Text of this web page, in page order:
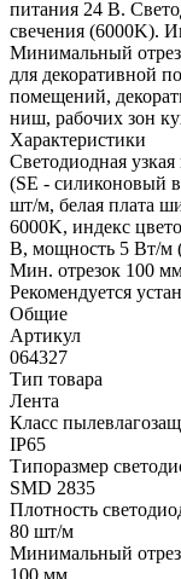
питания 24 В.
свечения (6000K).
Минимальный
для декоративной
помещений,
ниш, рабочих зон
Характеристики
Светодиодная
(SE - силиконовый
шт/м, белая плата
6000K, индекс
В, мощность 5 Вт/м
Мин. отрезок 100
Рекомендуется
Общие
Артикул
064327
Тип товара
Лента
Класс
IP65
Типоразмер
SMD 2835
Плотность
80 шт/м
Минимальный
100 мм